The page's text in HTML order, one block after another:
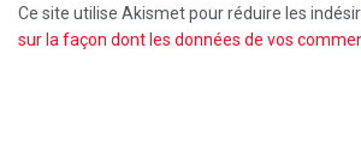
Ce site utilise Akismet pour réduire les
sur la façon dont les données de vos